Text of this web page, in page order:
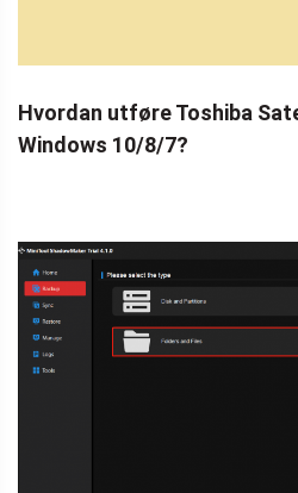
Hvordan utføre Toshiba
Windows 10/8/7?